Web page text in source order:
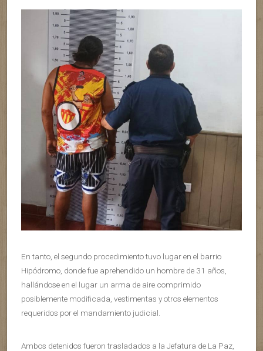
En tanto, el segundo procedimiento tuvo lugar en el barrio
Hipódromo, donde fue aprehendido un hombre de 31 años,
hallándose en el lugar un arma de aire comprimido
posiblemente modificada, vestimentas y otros elementos
requeridos por el mandamiento judicial.
Ambos detenidos fueron trasladados a la Jefatura de La Paz,